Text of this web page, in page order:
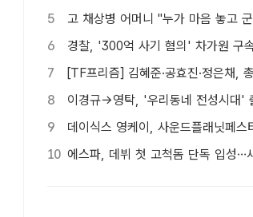
5
6
경찰, '300억 사기 혐의' 차가원 구
7
8
9
10